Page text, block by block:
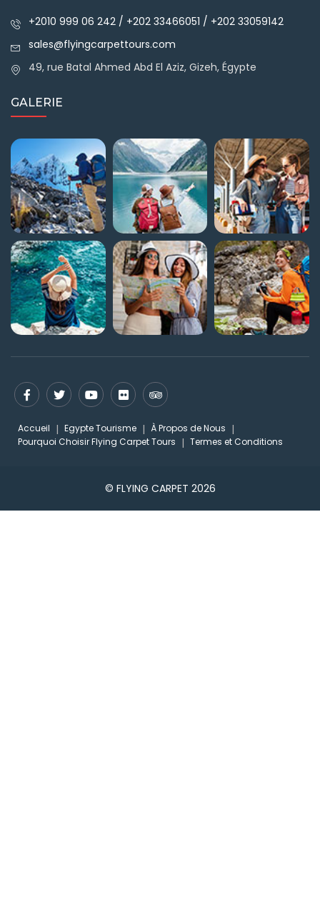
+2010 999 06 242 / +202 33466051 / +202 33059142
sales@flyingcarpettours.com
49, rue Batal Ahmed Abd El Aziz, Gizeh, Égypte
GALERIE
Accueil Egypte Tourisme
À Propos de Nous
Pourquoi Choisir Flying Carpet Tours
Termes et Conditions
© FLYING CARPET 2026